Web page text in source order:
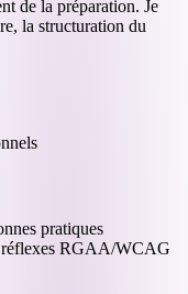
de la préparation. Je
la structuration du
pratiques
réflexes RGAA/WCAG